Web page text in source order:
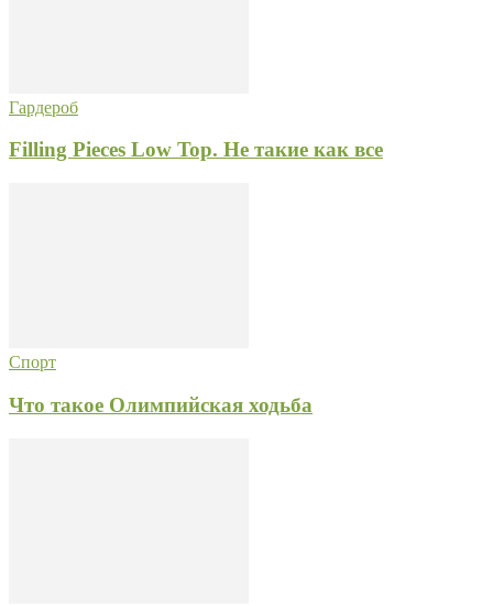
Гардероб
Filling Pieces Low Top. Не такие как все
Спорт
Что такое Олимпийская ходьба